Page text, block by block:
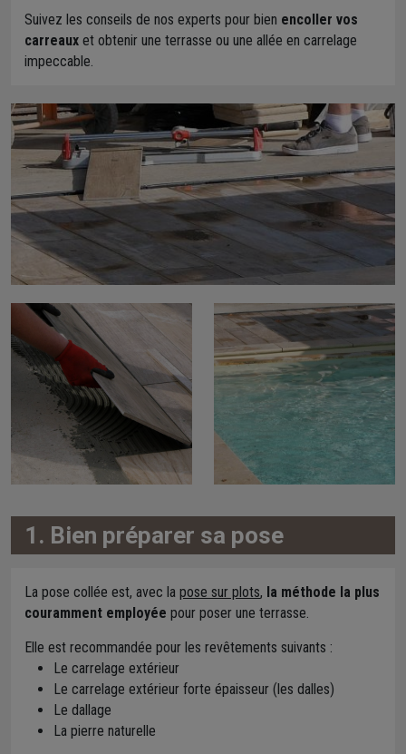
Suivez les conseils de nos experts pour bien encoller vos
carreaux et obtenir une terrasse ou une allée en carrelage
impeccable.
1. Bien préparer sa pose
La pose collée est, avec la pose sur plots, la méthode la plus
couramment employée pour poser une terrasse.
Elle est recommandée pour les revêtements suivants :
Le carrelage extérieur
Le carrelage extérieur forte épaisseur (les dalles)
Le dallage
La pierre naturelle